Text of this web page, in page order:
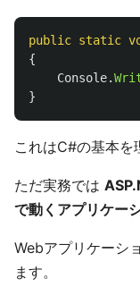
public static
{
Console.
}
これはC#の基本を
ただ実務では
で動くアプリケー
Webアプリケーシ
ます。